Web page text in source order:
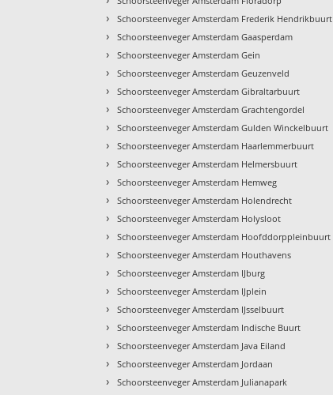
› Schoorsteenveger Amsterdam Frederik Hendrikbuurt
› Schoorsteenveger Amsterdam Gaasperdam
› Schoorsteenveger Amsterdam Gein
› Schoorsteenveger Amsterdam Geuzenveld
› Schoorsteenveger Amsterdam Gibraltarbuurt
› Schoorsteenveger Amsterdam Grachtengordel
› Schoorsteenveger Amsterdam Gulden Winckelbuurt
› Schoorsteenveger Amsterdam Haarlemmerbuurt
› Schoorsteenveger Amsterdam Helmersbuurt
› Schoorsteenveger Amsterdam Hemweg
› Schoorsteenveger Amsterdam Holendrecht
› Schoorsteenveger Amsterdam Holysloot
› Schoorsteenveger Amsterdam Hoofddorppleinbuurt
› Schoorsteenveger Amsterdam Houthavens
› Schoorsteenveger Amsterdam IJburg
› Schoorsteenveger Amsterdam IJplein
› Schoorsteenveger Amsterdam IJsselbuurt
› Schoorsteenveger Amsterdam Indische Buurt
› Schoorsteenveger Amsterdam Java Eiland
› Schoorsteenveger Amsterdam Jordaan
› Schoorsteenveger Amsterdam Julianapark